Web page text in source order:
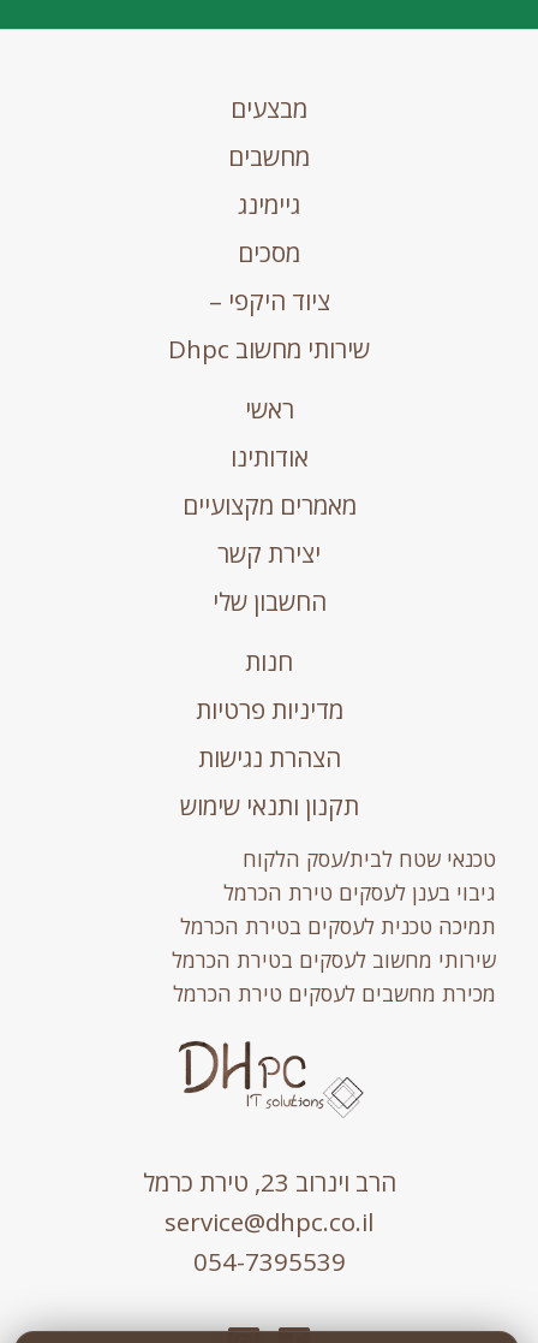
מבצעים
מחשבים
גיימינג
מסכים
ציוד היקפי –
שירותי מחשוב Dhpc
ראשי
אודותינו
מאמרים מקצועיים
יצירת קשר
החשבון שלי
חנות
מדיניות פרטיות
הצהרת נגישות
תקנון ותנאי שימוש
טכנאי שטח לבית/עסק הלקוח
גיבוי בענן לעסקים טירת הכרמל
תמיכה טכנית לעסקים בטירת הכרמל
שירותי מחשוב לעסקים בטירת הכרמל
מכירת מחשבים לעסקים טירת הכרמל
הרב וינרוב 23, טירת כרמל
service@dhpc.co.il
054-7395539